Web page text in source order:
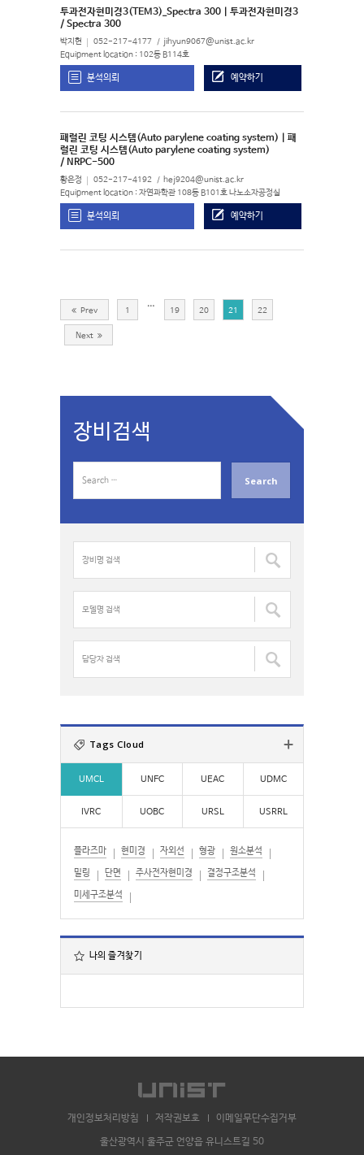
투과전자현미경3(TEM3)_Spectra 300 | 투과전자현미경3
/ Spectra 300
박지현 052-217-4177 jihyun9067@unist.ac.kr
Equipment location : 102동 B114호
분석의뢰 예약하기
패럴린 코팅 시스템(Auto parylene coating system) | 패
럴린 코팅 시스템(Auto parylene coating system)
/ NRPC-500
황은정 052-217-4192 hej9204@unist.ac.kr
Equipment location : 자연과학관 108동 B101호 나노소자공정실
분석의뢰 예약하기
Prev 1 … 19 20 21 22
Next
장비검색
a
명
색
:
델
명
:자
:
Tags Cloud
UMCL UNFC UEAC UDMC
IVRC UOBC URSL USRRL
플라즈마 현미경 자외선 형광 원소분석
밀링 단면 주사전자현미경 결정구조분석
미세구조분석
나의 즐겨찾기
개인정보처리방침 저작권보호 이메일무단수집거부
울산광역시 울주군 언양읍 유니스트길 50